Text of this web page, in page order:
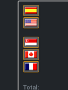
Total: